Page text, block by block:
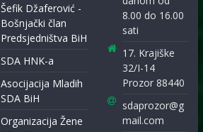
Šefik Džaferović -
Bošnjački član
Predsjedništva BiH
SDA HNK-a
Asocijacija Mladih
SDA BiH
Organizacija Žene
8.00 do 16.00
sati
17. Krajiške
32/I-14
Prozor 88440
sdaprozor@g
mail.com